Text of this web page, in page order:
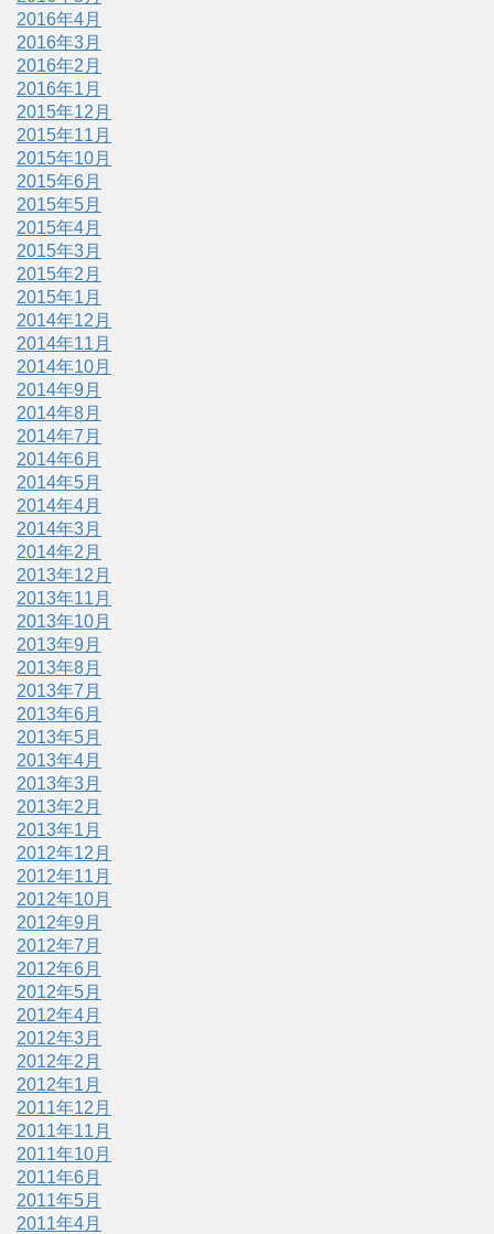
2016年4月
2016年3月
2016年2月
2016年1月
2015年12月
2015年11月
2015年10月
2015年6月
2015年5月
2015年4月
2015年3月
2015年2月
2015年1月
2014年12月
2014年11月
2014年10月
2014年9月
2014年8月
2014年7月
2014年6月
2014年5月
2014年4月
2014年3月
2014年2月
2013年12月
2013年11月
2013年10月
2013年9月
2013年8月
2013年7月
2013年6月
2013年5月
2013年4月
2013年3月
2013年2月
2013年1月
2012年12月
2012年11月
2012年10月
2012年9月
2012年7月
2012年6月
2012年5月
2012年4月
2012年3月
2012年2月
2012年1月
2011年12月
2011年11月
2011年10月
2011年6月
2011年5月
2011年4月